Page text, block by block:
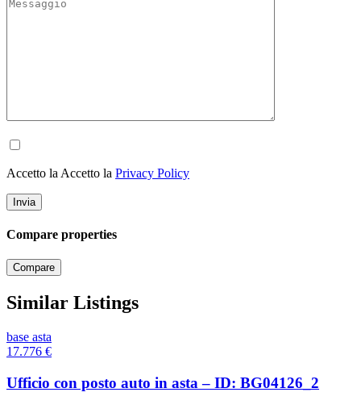
Accetto la Accetto la Privacy Policy
Compare properties
Compare
Similar Listings
base asta
17.776 €
Ufficio con posto auto in asta – ID: BG04126_2